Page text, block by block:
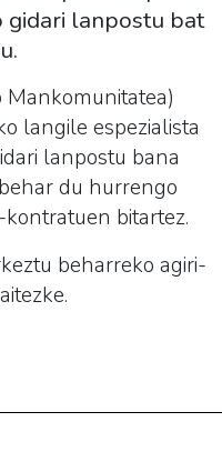
lanpostu bat
langile espezialista
lanpostu bana
du hurrengo
bitartez.
beharreko agiri-